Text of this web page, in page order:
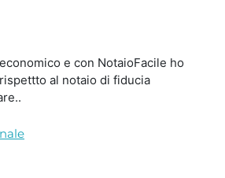
e con NotaioFacile ho
al notaio di fiducia